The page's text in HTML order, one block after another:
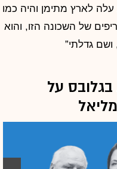
לארץ מתימן והיה כמו
של השכונה הזו, והוא
גדלתי”
על